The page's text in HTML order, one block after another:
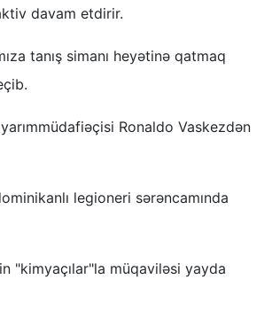
davam etdirir.
tanış simanı heyətinə qatmaq
Ronaldo Vaskezdən
legioneri sərəncamında
"kimyaçılar"la müqaviləsi yayda